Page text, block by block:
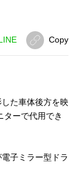
Copy
た車体後方を映
ターで代用でき
子ミラー型ドラ